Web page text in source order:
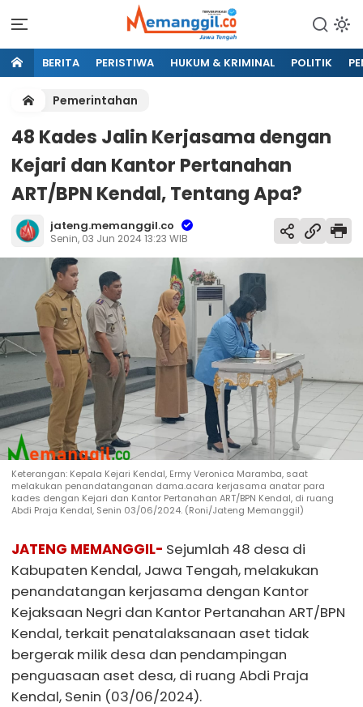
BERITA PERISTIWA HUKUM & KRIMINAL POLITIK
Pemerintahan
48 Kades Jalin Kerjasama dengan
Kejari dan Kantor Pertanahan
ART/BPN Kendal, Tentang Apa?
jateng.memanggil.co
Senin, 03 Jun 2024 13:23 WIB
Keterangan: Kepala Kejari Kendal, Ermy Veronica Maramba, saat
melakukan penandatanganan dama.acara kerjasama anatar para
kades dengan Kejari dan Kantor Pertanahan ART/BPN Kendal, di ruang
Abdi Praja Kendal, Senin 03/06/2024. (Roni/Jateng Memanggil)
JATENG MEMANGGIL- Sejumlah 48 desa di
Kabupaten Kendal, Jawa Tengah, melakukan
penandatangan kerjasama dengan Kantor
Kejaksaan Negri dan Kantor Pertanahan ART/BPN
Kendal, terkait penatalaksanaan aset tidak
bergerak milik desa dan pendampingan
penguasaan aset desa, di ruang Abdi Praja
Kendal, Senin (03/06/2024).